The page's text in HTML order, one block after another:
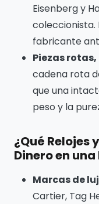
Eisenberg y
coleccionista.
fabricante
Piezas
cadena rota
que una
peso y la
¿Qué Relojes
Dinero en
Marcas de
Cartier, Tag